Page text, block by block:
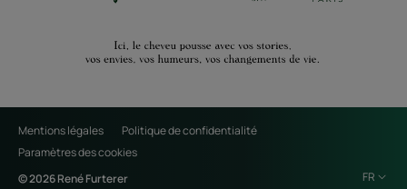
Mentions légales
Politique de confidentialité
Paramètres des cookies
© 2026 René Furterer
FR